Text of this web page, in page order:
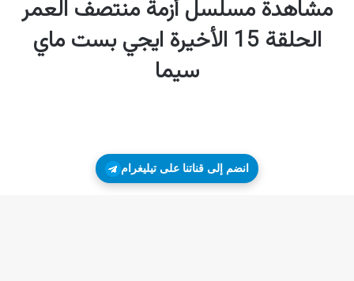
انضم إلى قناتنا على تيليغرام